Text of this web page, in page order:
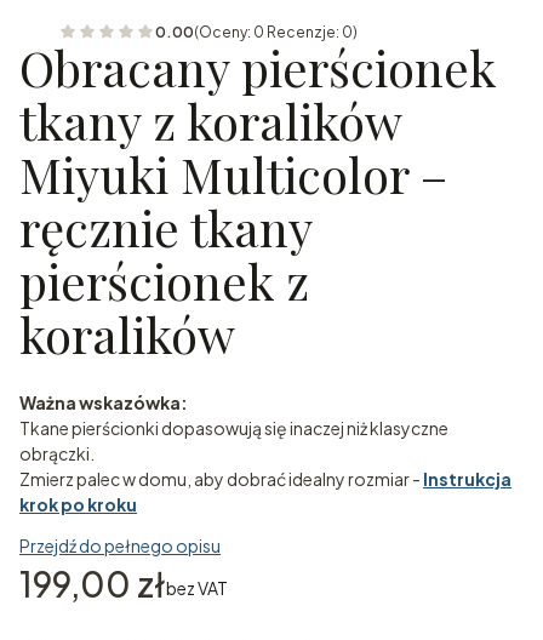
0.00(Oceny: 0 Recenzje: 0)
Obracany pierścionek
tkany z koralików
Miyuki Multicolor –
ręcznie tkany
pierścionek z
koralików
Ważna wskazówka:
Tkane pierścionki dopasowują się inaczej niż klasyczne
obrączki.
Zmierz palec w domu, aby dobrać idealny rozmiar - Instrukcja
krok po kroku
Przejdź do pełnego opisu
Cena
199,00 złbez VAT